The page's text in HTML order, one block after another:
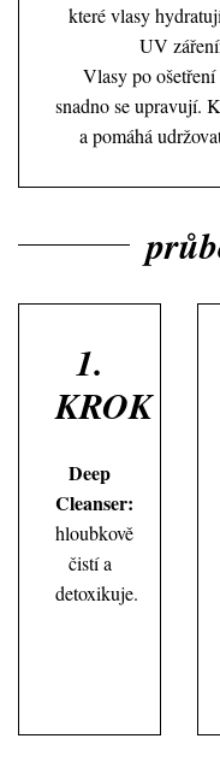
které vlasy
UV
Vlasy po
snadno se upravují.
a pomáhá
1.
KROK
Deep
Cleanser:
hloubkově
čistí a
detoxikuje.